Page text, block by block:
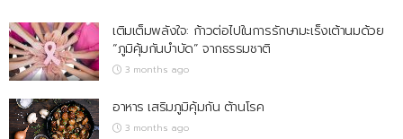
เติมเต็มพลังใจ: ก้าวต่อไปในการรักษามะเร็งเต้านมด้วย
“ภูมิคุ้มกันบำบัด” จากธรรมชาติ
3 months ago
อาหาร เสริมภูมิคุ้มกัน ต้านโรค
3 months ago